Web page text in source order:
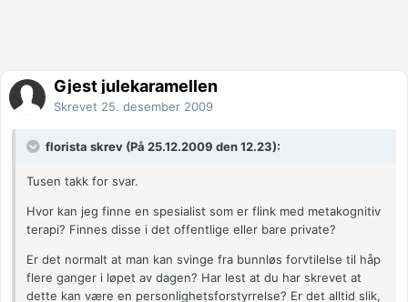
Gjest julekaramellen
Skrevet 25. desember 2009
florista skrev (På 25.12.2009 den 12.23):
Tusen takk for svar.
Hvor kan jeg finne en spesialist som er flink med metakognitiv
terapi? Finnes disse i det offentlige eller bare private?
Er det normalt at man kan svinge fra bunnløs forvtilelse til håp
flere ganger i løpet av dagen? Har lest at du har skrevet at
dette kan være en personlighetsforstyrrelse? Er det alltid slik,